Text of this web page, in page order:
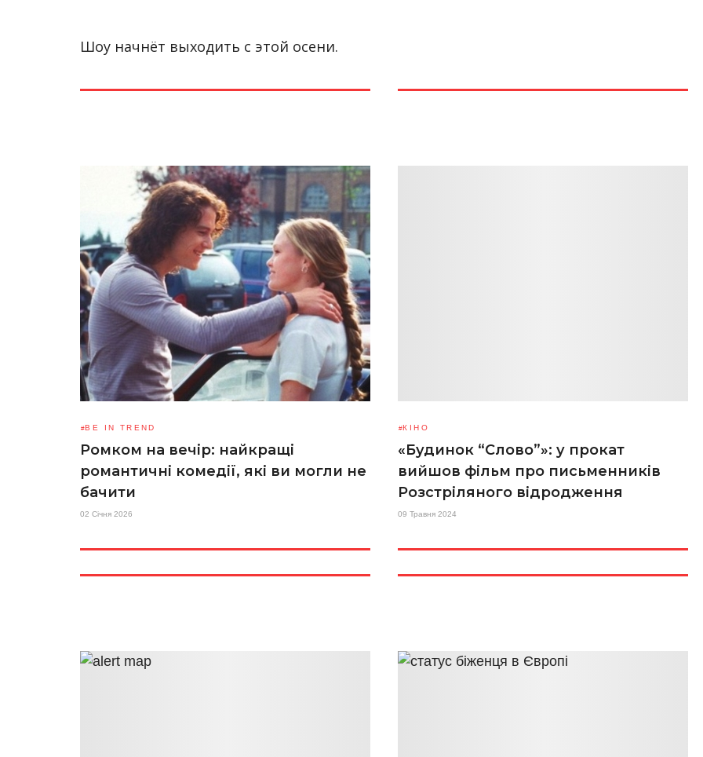
Шоу начнёт выходить с этой осени.
BE IN TREND
Ромком на вечір: найкращі
романтичні комедії, які ви могли не
бачити
02 Січня 2026
КІНО
«Будинок “Слово”»: у прокат
вийшов фільм про письменників
Розстріляного відродження
09 Травня 2024